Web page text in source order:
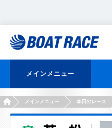
メインメニュー
HOMEメインメニュー 本日のレース